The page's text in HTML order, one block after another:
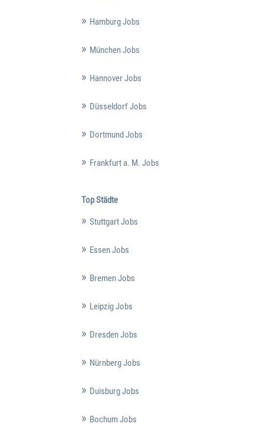
Hamburg Jobs
München Jobs
Hannover Jobs
Düsseldorf Jobs
Dortmund Jobs
Frankfurt a. M. Jobs
Top Städte
Stuttgart Jobs
Essen Jobs
Bremen Jobs
Leipzig Jobs
Dresden Jobs
Nürnberg Jobs
Duisburg Jobs
Bochum Jobs